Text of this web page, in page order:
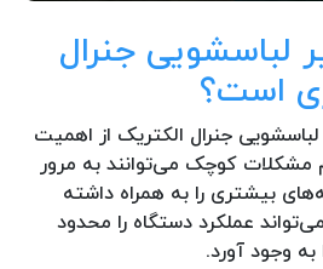
لباسشویی جنرال
است؟
لباسشویی جنرال الکتریک از اهمیت
مشکلات کوچک می‌توانند به مرور
بیشتری را به همراه داشته
عملکرد دستگاه را محدود
وجود آورد.